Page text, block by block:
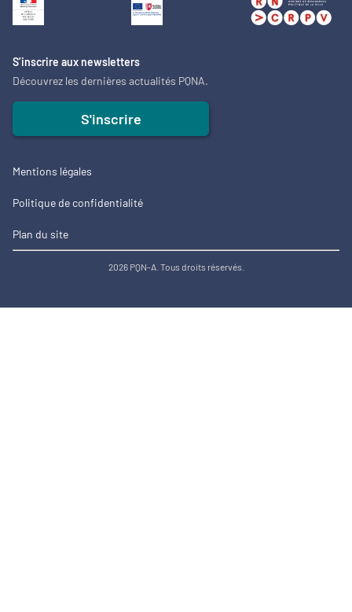
S’inscrire aux newsletters
Découvrez les dernières actualités PQNA.
S'inscrire
Mentions légales
Politique de confidentialité
Plan du site
2026 PQN-A. Tous droits réservés.